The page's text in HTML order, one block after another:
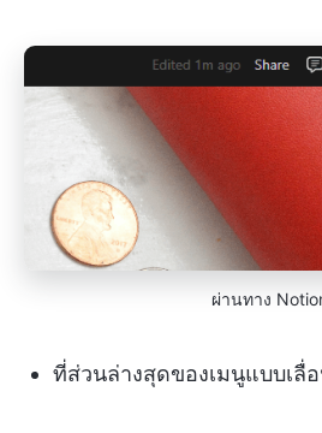
ผ่านทาง
ที่ส่วนล่างสุดของเมนูแบบเลื่